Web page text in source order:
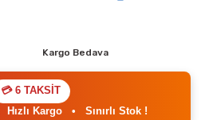
Kargo Bedava
💳 6 TAKSİT
Hızlı Kargo• Sınırlı Stok !